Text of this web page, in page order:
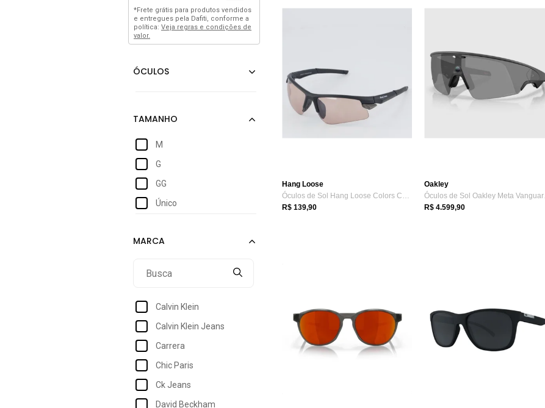
*Frete grátis para produtos vendidos
e entregues pela Dafiti, conforme a
política: Veja regras e condições de
valor.
M
G
GG
Único
Calvin Klein
Calvin Klein Jeans
Carrera
Chic Paris
Ck Jeans
David Beckham
Hang Loose
Óculos de Sol Hang Loose Colors C9 Preto
R$ 139,90
Oakley
R$ 4.599,90